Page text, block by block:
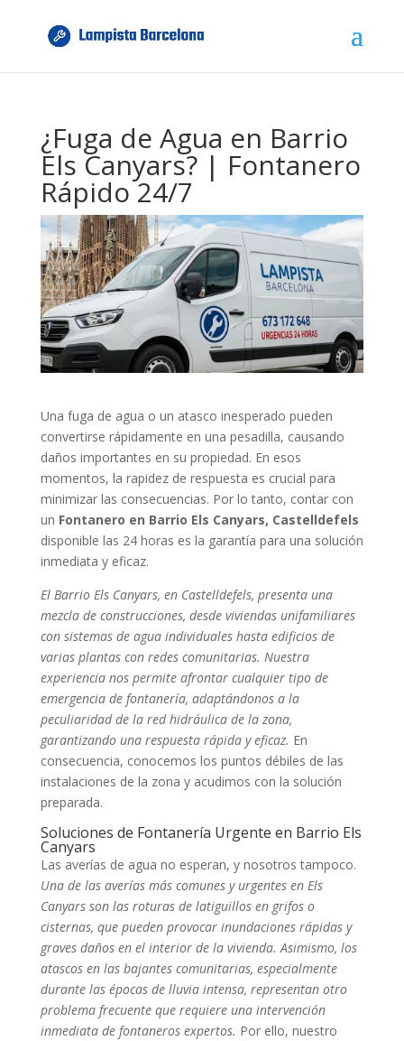
¿Fuga de Agua en Barrio
Els Canyars? | Fontanero
Rápido 24/7
Una fuga de agua o un atasco inesperado pueden
convertirse rápidamente en una pesadilla, causando
daños importantes en su propiedad. En esos
momentos, la rapidez de respuesta es crucial para
minimizar las consecuencias. Por lo tanto, contar con
un Fontanero en Barrio Els Canyars, Castelldefels
disponible las 24 horas es la garantía para una solución
inmediata y eficaz.
El Barrio Els Canyars, en Castelldefels, presenta una
mezcla de construcciones, desde viviendas unifamiliares
con sistemas de agua individuales hasta edificios de
varias plantas con redes comunitarias. Nuestra
experiencia nos permite afrontar cualquier tipo de
emergencia de fontanería, adaptándonos a la
peculiaridad de la red hidráulica de la zona,
garantizando una respuesta rápida y eficaz. En
consecuencia, conocemos los puntos débiles de las
instalaciones de la zona y acudimos con la solución
preparada.
Soluciones de Fontanería Urgente en Barrio Els
Canyars
Las averías de agua no esperan, y nosotros tampoco.
Una de las averías más comunes y urgentes en Els
Canyars son las roturas de latiguillos en grifos o
cisternas, que pueden provocar inundaciones rápidas y
graves daños en el interior de la vivienda. Asimismo, los
atascos en las bajantes comunitarias, especialmente
durante las épocas de lluvia intensa, representan otro
problema frecuente que requiere una intervención
inmediata de fontaneros expertos. Por ello, nuestro